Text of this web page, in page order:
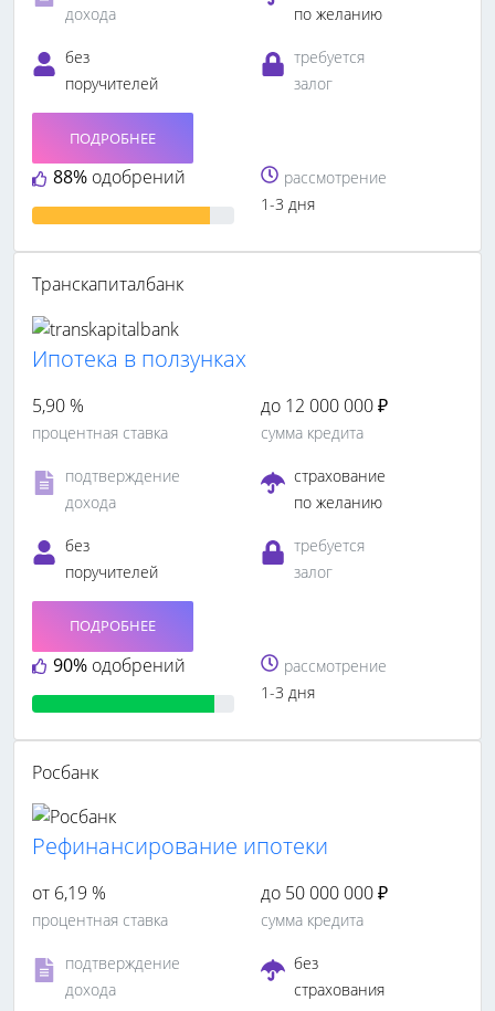
дохода
по желанию
без
поручителей
требуется
залог
88% одобрений
ПОДРОБНЕЕ
рассмотрение
1-3 дня
Транскапиталбанк
Ипотека в ползунках
5,90 %
процентная ставка
до 12 000 000 ₽
сумма кредита
подтверждение
дохода
страхование
по желанию
без
поручителей
требуется
залог
90% одобрений
ПОДРОБНЕЕ
рассмотрение
1-3 дня
Росбанк
Рефинансирование ипотеки
от 6,19 %
процентная ставка
до 50 000 000 ₽
сумма кредита
подтверждение
дохода
без
страхования